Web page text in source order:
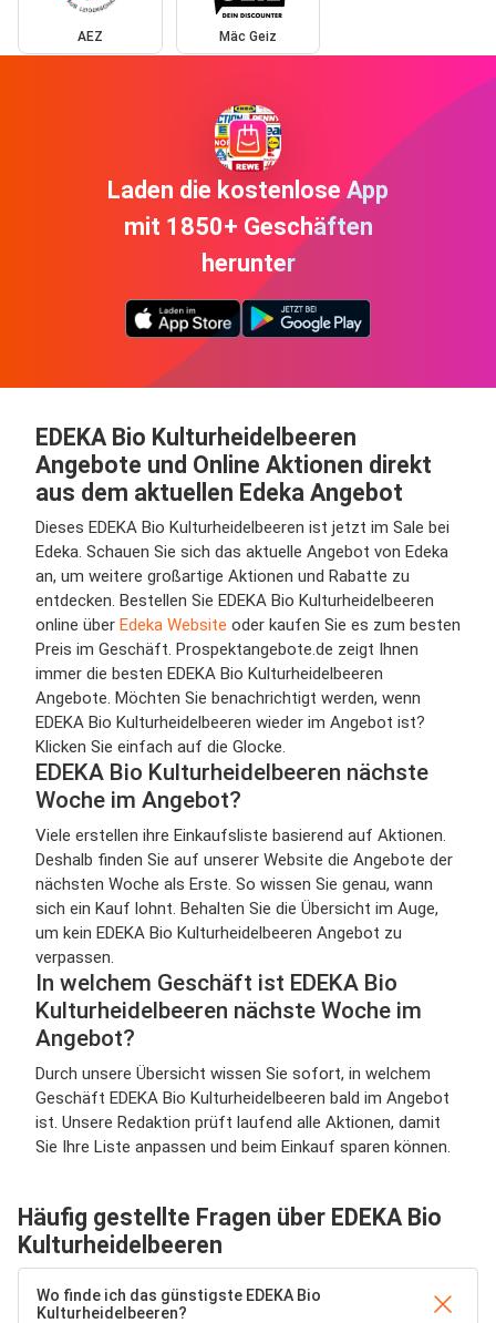
AEZ Mäc Geiz
Laden die kostenlose App
mit 1850+ Geschäften
herunter
EDEKA Bio Kulturheidelbeeren
Angebote und Online Aktionen direkt
aus dem aktuellen Edeka Angebot
Dieses EDEKA Bio Kulturheidelbeeren ist jetzt im Sale bei
Edeka. Schauen Sie sich das aktuelle Angebot von Edeka
an, um weitere großartige Aktionen und Rabatte zu
entdecken. Bestellen Sie EDEKA Bio Kulturheidelbeeren
online über Edeka Website oder kaufen Sie es zum besten
Preis im Geschäft. Prospektangebote.de zeigt Ihnen
immer die besten EDEKA Bio Kulturheidelbeeren
Angebote. Möchten Sie benachrichtigt werden, wenn
EDEKA Bio Kulturheidelbeeren wieder im Angebot ist?
Klicken Sie einfach auf die Glocke.
EDEKA Bio Kulturheidelbeeren nächste
Woche im Angebot?
Viele erstellen ihre Einkaufsliste basierend auf Aktionen.
Deshalb finden Sie auf unserer Website die Angebote der
nächsten Woche als Erste. So wissen Sie genau, wann
sich ein Kauf lohnt. Behalten Sie die Übersicht im Auge,
um kein EDEKA Bio Kulturheidelbeeren Angebot zu
verpassen.
In welchem Geschäft ist EDEKA Bio
Kulturheidelbeeren nächste Woche im
Angebot?
Durch unsere Übersicht wissen Sie sofort, in welchem
Geschäft EDEKA Bio Kulturheidelbeeren bald im Angebot
ist. Unsere Redaktion prüft laufend alle Aktionen, damit
Sie Ihre Liste anpassen und beim Einkauf sparen können.
Häufig gestellte Fragen über EDEKA Bio
Kulturheidelbeeren
Wo finde ich das günstigste EDEKA Bio
Kulturheidelbeeren?